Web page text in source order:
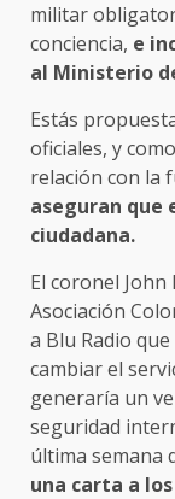
militar
conciencia, e
al Ministerio
Estás
oficiales, y
relación con la
aseguran que
ciudadana.
El coronel
Asociación
a Blu Radio
cambiar el
generaría un
seguridad
última semana
una carta a